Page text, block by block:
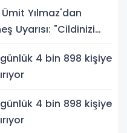
Yılmaz'dan
Uyarısı: "Cildinizi
4 bin 898 kişiye
4 bin 898 kişiye